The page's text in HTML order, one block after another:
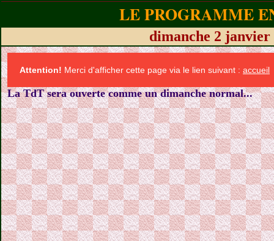
LE PROGRAMME
dimanche 2
Attention! Merci d'afficher cette page via le lien suivant : accueil
La TdT sera ouverte comme un dimanche normal...